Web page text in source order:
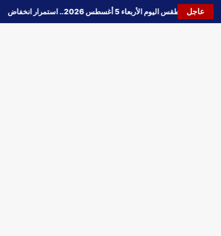
عاجل🔵 حالة الطقس اليوم الأربعاء 5 أغسطس 2026.. استمرار انخفاض الحرارة وتحذيرات من الشبورة واضطراب الملاحة